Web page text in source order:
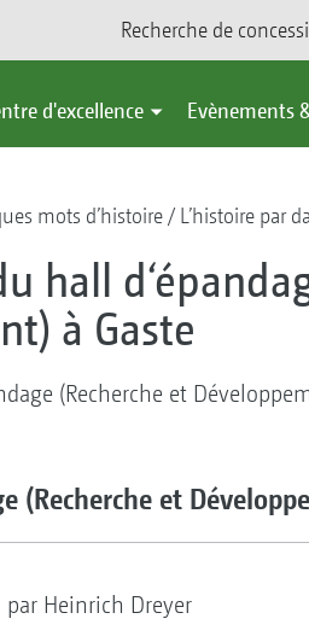
Recherche de
d'excellence Evènements
mots d’histoire L’histoire par
hall
à Gaste
(Recherche et
(Recherche et
Heinrich Dreyer